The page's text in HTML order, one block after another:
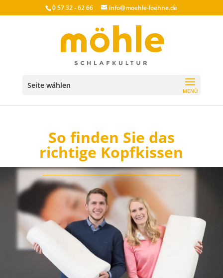
0 57 32 - 62 66 info@moehle-loehne.de
Seite wählen
So finden Sie das
richtige Kopfkissen